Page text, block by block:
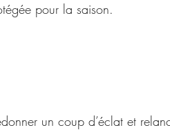
pour la saison.
un coup d’éclat et